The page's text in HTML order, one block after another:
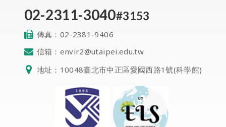
02-2311-3040#3153
傳真： 02-2381-9406
信箱： envir2@utaipei.edu.tw
地址： 10048臺北市中正區愛國西路1號(科學館)